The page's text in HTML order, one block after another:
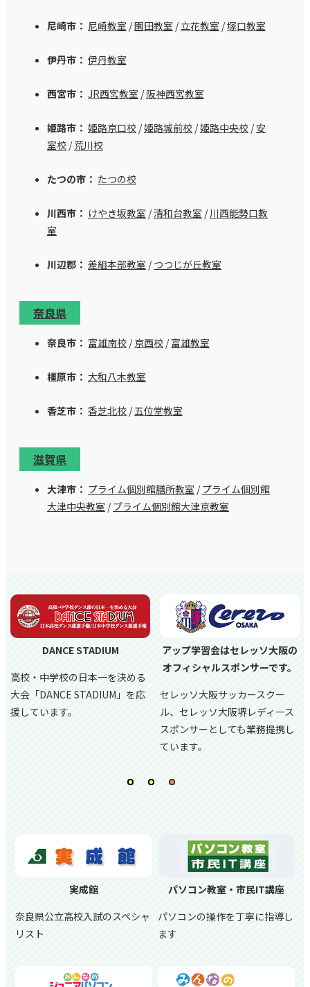
尼崎市： 尼崎教室 /園田教室 /立花教室 /塚口教室
伊丹市： 伊丹教室
西宮市： JR西宮教室 /阪神西宮教室
姫路市： 姫路京口校 /姫路城前校 /姫路中央校 /安
室校 /荒川校
たつの市： たつの校
川西市： けやき坂教室 /清和台教室 /川西能勢口教
室
川辺郡： 差組本部教室 /つつじが丘教室
奈良県
奈良市： 富雄南校 /京西校 /富雄教室
橿原市： 大和八木教室
香芝市： 香芝北校 /五位堂教室
滋賀県
大津市： プライム個別館膳所教室 /プライム個別館
大津中央教室 /プライム個別館大津京教室
DANCE STADIUM
高校・中学校の日本一を決める
大会「DANCE STADIUM」を応
援しています。
アップ学習会はセレッソ大阪の
オフィシャルスポンサーです。
セレッソ大阪サッカースクー
ル、 セレッソ大阪堺レディース
スポンサーとしても業務提携し
ています。
実成館
奈良県公立高校入試のスペシャ
リスト
パソコン教室・市民IT講座
パソコンの操作を丁寧に指導し
ます